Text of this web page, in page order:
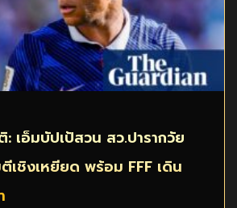
: เอ็มบัปเป้สวน สว.ปารากวัย
เชิงเหยียด พร้อม FFF เดิน